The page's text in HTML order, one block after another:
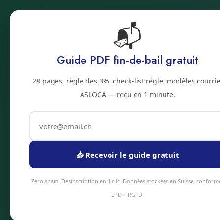
Prestations
2500 · JURA BERNOIS
Nettoyage
Service nettoyage haute pression à
24h, intervention sous 48h en moyenne.
Devis instantané +41 78
📬
Guide PDF fin-de-bail gratuit
28 pages, règle des 3%, check-list régie, modèles
ASLOCA — reçu en 1 minute.
📥 Recevoir le guide gratuit
Zéro spam. Désinscription en 1 clic. Données stockées en Suisse,
LPD + RGPD.